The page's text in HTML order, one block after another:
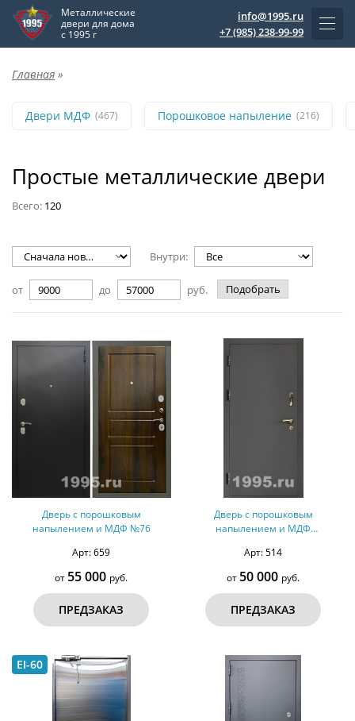
Металлические
двери для дома
с 1995 г
info@1995.ru
+7 (985) 238-99-99
Главная »
Двери МДФ (467) Порошковое напыление (216)
Простые металлические двери
Всего: 120
Внутри:
от до руб. Подобрать
Дверь с порошковым
напылением и МДФ №76
Арт: 659
от 55 000 руб.
ПРЕДЗАКАЗ
Дверь с порошковым
напылением и МДФ
Арт: 514
от 50 000 руб.
ПРЕДЗАКАЗ
EI-60